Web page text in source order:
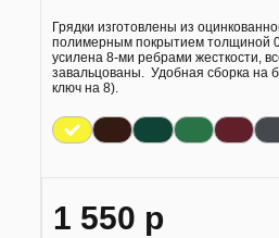
Грядки изготовлены из
полимерным покрытием толщиной
усилена 8-ми ребрами жесткости,
завальцованы. Удобная сборка на
ключ на 8).
1 550 р